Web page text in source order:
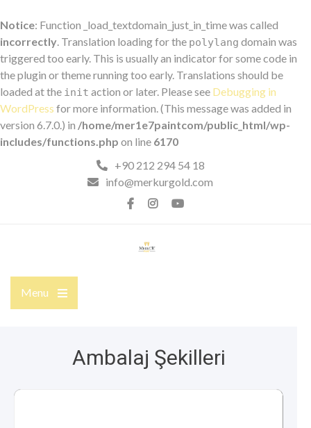
Notice: Function _load_textdomain_just_in_time was called
incorrectly. Translation loading for the polylang domain was
triggered too early. This is usually an indicator for some code in
the plugin or theme running too early. Translations should be
loaded at the init action or later. Please see Debugging in
WordPress for more information. (This message was added in
version 6.7.0.) in /home/mer1e7paintcom/public_html/wp-
includes/functions.php on line 6170
+90 212 294 54 18
info@merkurgold.com
Menu
Ambalaj Şekilleri